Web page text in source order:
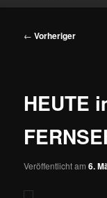
Beitragsnavigation
← Vorheriger
HEUTE
Veröffentlicht am6.